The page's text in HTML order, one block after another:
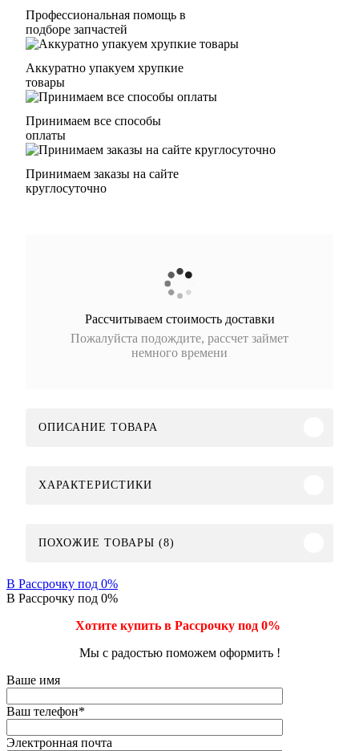
Профессиональная помощь в
подборе запчастей
Аккуратно упакуем хрупкие
товары
Принимаем все способы
оплаты
Принимаем заказы на сайте
круглосуточно
Рассчитываем стоимость доставки
Пожалуйста подождите, рассчет займет
немного времени
ОПИСАНИЕ ТОВАРА
ХАРАКТЕРИСТИКИ
ПОХОЖИЕ ТОВАРЫ (8)
В Рассрочку под 0%
В Рассрочку под 0%
Хотите купить в Рассрочку под 0%
Мы с радостью поможем оформить !
Ваше имя
Ваш телефон*
Электронная почта